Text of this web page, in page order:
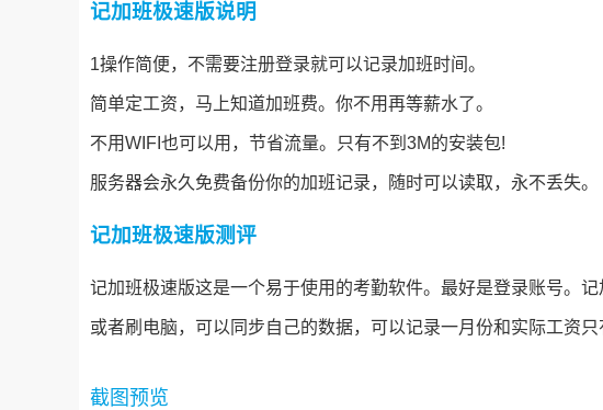
记加班极速版说明
1操作简便，不需要注册登录就可以记录加班时间。
简单定工资，马上知道加班费。你不用再等薪水了。
不用WIFI也可以用，节省流量。只有不到3M的安装包!
服务器会永久免费备份你的加班记录，随时可以读取，永不丢失。
记加班极速版测评
记加班极速版这是一个易于使用的考勤软件。最好是登录账号。
或者刷电脑，可以同步自己的数据，可以记录一月份和实际工资只
截图预览